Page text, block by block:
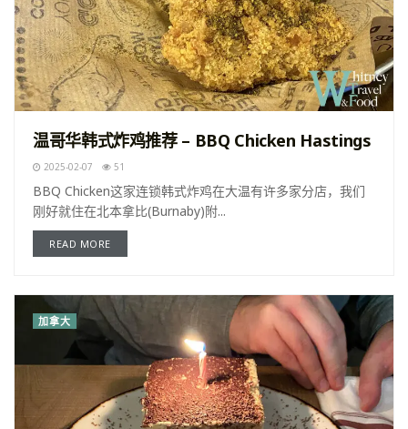
温哥华韩式炸鸡推荐 – BBQ Chicken Hastings
2025-02-07 51
BBQ Chicken这家连锁韩式炸鸡在大温有许多家分店，我们
刚好就住在北本拿比(Burnaby)附...
READ MORE
加拿大